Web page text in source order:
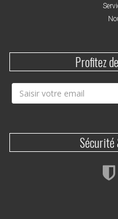
Profitez
Sécurité